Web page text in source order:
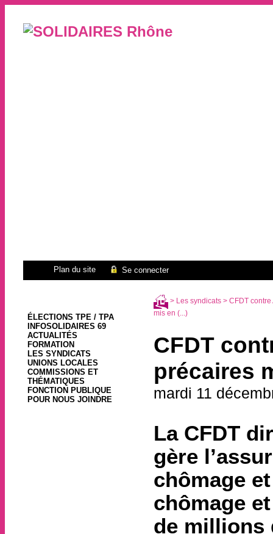
Plan du site Se connecter
ÉLECTIONS TPE / TPA
INFOSOLIDAIRES 69
ACTUALITÉS
FORMATION
LES SYNDICATS
UNIONS LOCALES
COMMISSIONS ET
THÉMATIQUES
FONCTION PUBLIQUE
POUR NOUS JOINDRE
> Les syndicats> CFDT contre
mis en (...)
CFDT
précaires
mardi 11
La CFDT
gère
chômage
chômage
de millions